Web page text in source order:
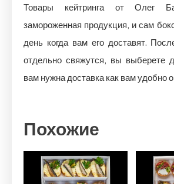
Товары кейтринга от Олег
замороженная продукция, и сам
день когда вам его доставят.
отдельно свяжутся, вы выберете
вам нужна доставка как вам удобно
Похожие